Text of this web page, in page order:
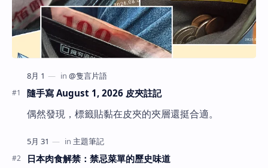
隨手寫 August 1, 2026 皮夾註記
偶然發現，標籤貼黏在皮夾的夾層還挺合適。
日本肉食解禁：禁忌菜單的歷史味道